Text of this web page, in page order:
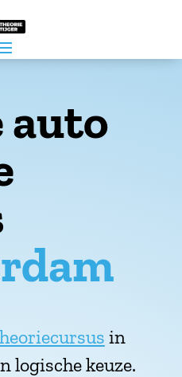
auto
in
logische keuze.